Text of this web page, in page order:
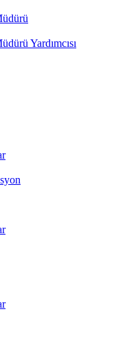
Yardımcısı